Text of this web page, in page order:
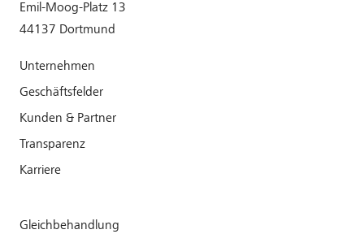
Emil-Moog-Platz 13
44137 Dortmund
Unternehmen
Geschäftsfelder
Kunden & Partner
Transparenz
Karriere
Gleichbehandlung